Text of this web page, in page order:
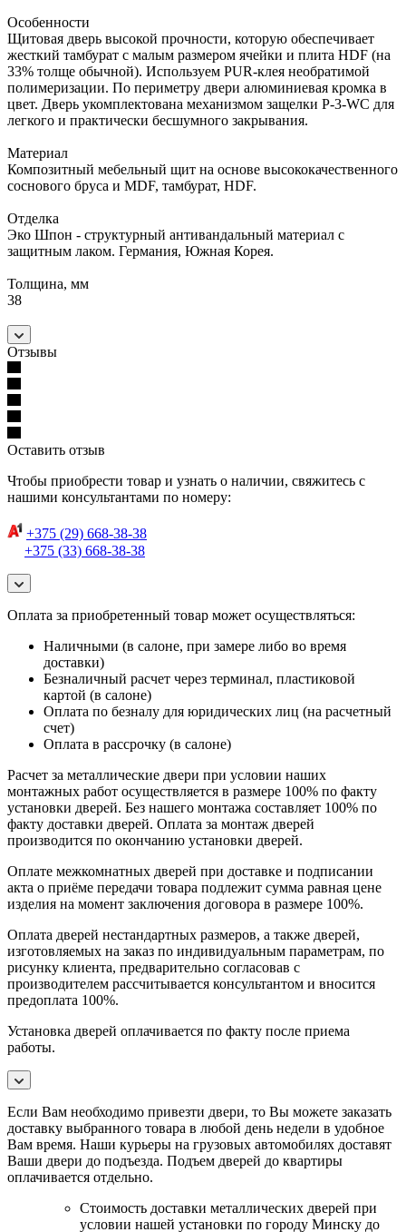
Особенности
Щитовая дверь высокой прочности, которую обеспечивает
жесткий тамбурат с малым размером ячейки и плита HDF (на
33% толще обычной). Используем PUR-клея необратимой
полимеризации. По периметру двери алюминиевая кромка в
цвет. Дверь укомплектована механизмом защелки Р-3-WC для
легкого и практически бесшумного закрывания.
Материал
Композитный мебельный щит на основе высококачественного
соснового бруса и MDF, тамбурат, HDF.
Отделка
Эко Шпон - структурный антивандальный материал с
защитным лаком. Германия, Южная Корея.
Толщина, мм
38
Отзывы
Оставить отзыв
Чтобы приобрести товар и узнать о наличии, свяжитесь с
нашими консультантами по номеру:
+375 (29) 668-38-38
+375 (33) 668-38-38
Оплата за приобретенный товар может осуществляться:
Наличными (в салоне, при замере либо во время
доставки)
Безналичный расчет через терминал, пластиковой
картой (в салоне)
Оплата по безналу для юридических лиц (на расчетный
счет)
Оплата в рассрочку (в салоне)
Расчет за металлические двери при условии наших
монтажных работ осуществляется в размере 100% по факту
установки дверей. Без нашего монтажа составляет 100% по
факту доставки дверей. Оплата за монтаж дверей
производится по окончанию установки дверей.
Оплате межкомнатных дверей при доставке и подписании
акта о приёме передачи товара подлежит сумма равная цене
изделия на момент заключения договора в размере 100%.
Оплата дверей нестандартных размеров, а также дверей,
изготовляемых на заказ по индивидуальным параметрам, по
рисунку клиента, предварительно согласовав с
производителем рассчитывается консультантом и вносится
предоплата 100%.
Установка дверей оплачивается по факту после приема
работы.
Если Вам необходимо привезти двери, то Вы можете заказать
доставку выбранного товара в любой день недели в удобное
Вам время. Наши курьеры на грузовых автомобилях доставят
Ваши двери до подъезда. Подъем дверей до квартиры
оплачивается отдельно.
Стоимость доставки металлических дверей при
условии нашей установки по городу Минску до